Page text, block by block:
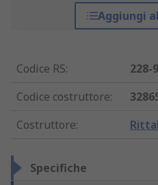
Aggiungi
Codice RS:
228-
Codice costruttore:
Costruttore: Rittal
Specifiche